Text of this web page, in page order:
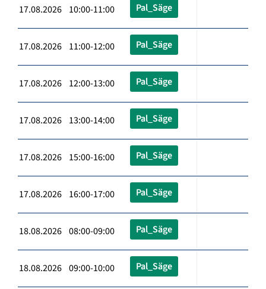
17.08.2026 10:00-11:00 Pal_Säge
17.08.2026 11:00-12:00 Pal_Säge
17.08.2026 12:00-13:00 Pal_Säge
17.08.2026 13:00-14:00 Pal_Säge
17.08.2026 15:00-16:00 Pal_Säge
17.08.2026 16:00-17:00 Pal_Säge
18.08.2026 08:00-09:00 Pal_Säge
18.08.2026 09:00-10:00 Pal_Säge